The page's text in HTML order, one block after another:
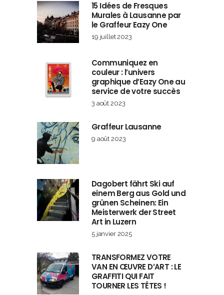
15 Idées de Fresques
Murales à Lausanne par
le Graffeur Eazy One
19 juillet 2023
Communiquez en
couleur : l’univers
graphique d’Eazy One au
service de votre succès
3 août 2023
Graffeur Lausanne
9 août 2023
Dagobert fährt Ski auf
einem Berg aus Gold und
grünen Scheinen: Ein
Meisterwerk der Street
Art in Luzern
5 janvier 2025
TRANSFORMEZ VOTRE
VAN EN ŒUVRE D’ART : LE
GRAFFITI QUI FAIT
TOURNER LES TÊTES !